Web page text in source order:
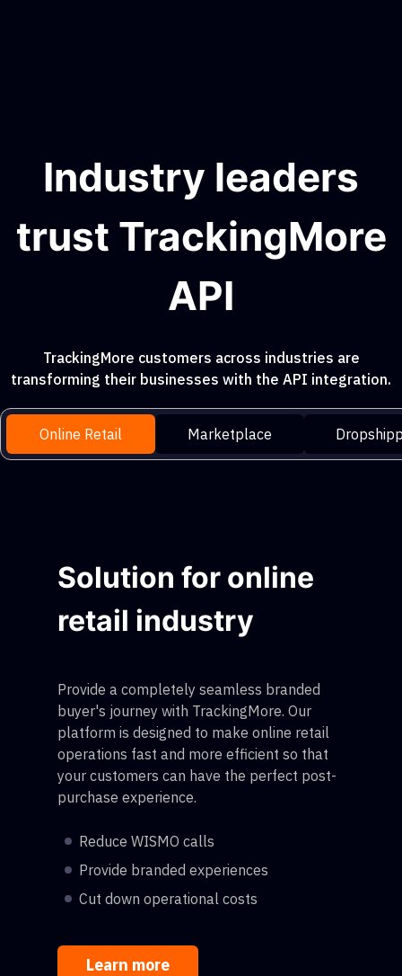
Industry leaders
trust TrackingMore
API
TrackingMore customers across industries are
transforming their businesses with the API integration.
Online Retail Marketplace
Solution for online
retail industry
Provide a completely seamless branded
buyer's journey with TrackingMore. Our
platform is designed to make online retail
operations fast and more efficient so that
your customers can have the perfect post-
purchase experience.
Reduce WISMO calls
Provide branded experiences
Cut down operational costs
Learn more